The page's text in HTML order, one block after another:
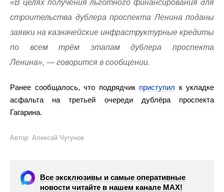
«В целях получения льготного финансирования для
строительства дублера проспекта Ленина поданы
заявки на казначейские инфраструктурные кредиты
по всем трём этапам дублера проспекта
Ленина», — говорится в сообщении.
Ранее сообщалось, что подрядчик приступил к укладке
асфальта на третьей очереди дублёра проспекта
Гагарина.
Автор: Алексей Чугунов
Все эксклюзивы и самые оперативные
новости читайте в нашем канале МАХ!